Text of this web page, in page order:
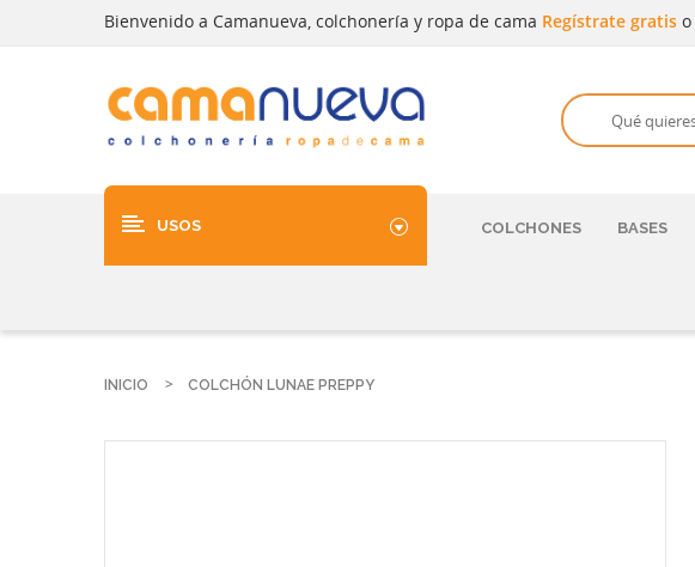
Bienvenido a Camanueva, colchonería y ropa de cama Regístrate gratis o
USOS COLCHONES BASES
INICIO COLCHÓN LUNAE PREPPY